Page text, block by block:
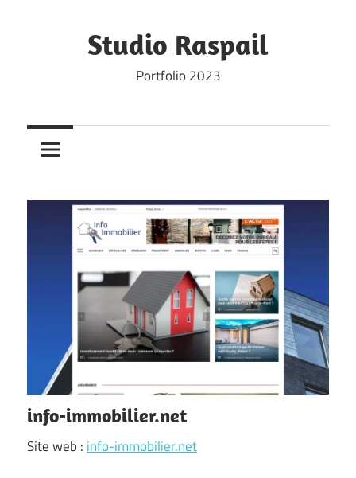
Studio Raspail
Portfolio 2023
info-immobilier.net
Site web : info-immobilier.net